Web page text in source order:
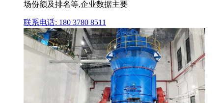
场份额及排名等,企业数据主要
联系电话: 180 3780 8511